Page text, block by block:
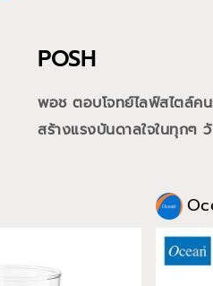
POSH
พอช ตอบโจทย์ไลฟ์สไตล์ค
สร้างแรงบันดาลใจในทุกๆ